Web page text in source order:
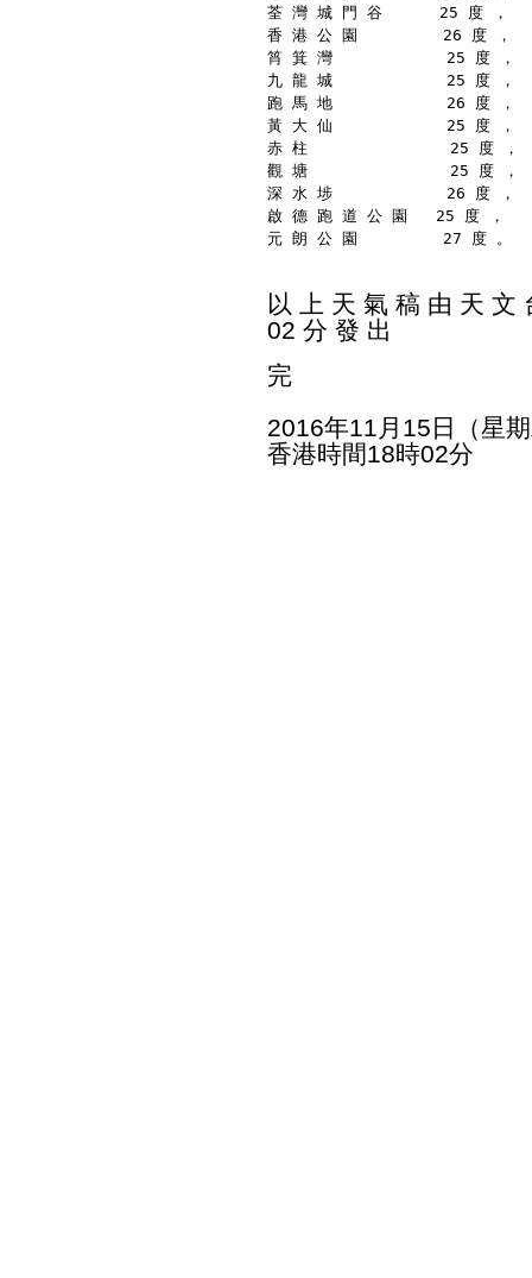
荃 灣 城 門 谷      25 度 ，
香 港 公 園         26 度 ，
筲 箕 灣            25 度 ，
九 龍 城            25 度 ，
跑 馬 地            26 度 ，
黃 大 仙            25 度 ，
赤 柱               25 度 ，
觀 塘               25 度 ，
深 水 埗            26 度 ，
啟 德 跑 道 公 園   25 度 ，
元 朗 公 園         27 度 。
以 上 天 氣 稿 由 天 文
02 分 發 出
完
2016年11月15日（星
香港時間18時02分